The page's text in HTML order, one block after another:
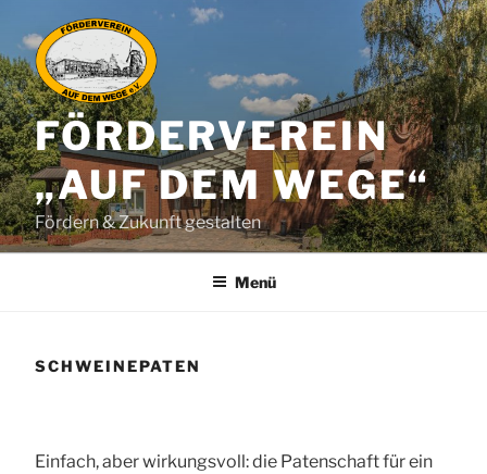
Inhalt
springen
FÖRDERVEREIN
„AUF DEM WEGE“
Fördern & Zukunft gestalten
Menü
SCHWEINEPATEN
Einfach, aber wirkungsvoll: die Patenschaft für ein